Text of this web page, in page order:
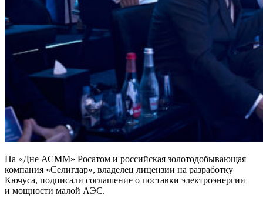
На «Дне АСММ» Росатом и российская золотодобывающая
компания «Селигдар», владелец лицензии на разработку
Кючуса, подписали соглашение о поставки электроэнергии
и мощности малой АЭС.